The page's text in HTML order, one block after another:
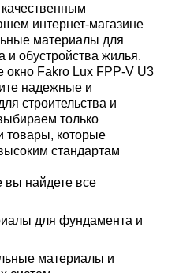
интернет-магазине
материалы для
и обустройства жилья.
окно Fakro Lux FPP-V U3
надежные и
строительства и
только
товары, которые
стандартам
вы найдете все
для фундамента и
материалы и